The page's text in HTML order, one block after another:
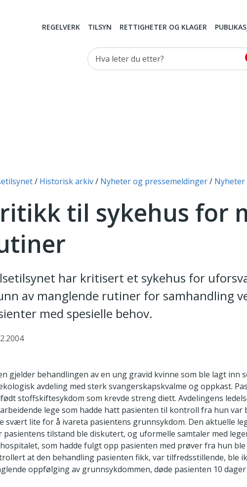
REGELVERK TILSYN RETTIGHETER OG KLAGER
Hva leter du etter?
her: Historisk arkiv Nyheter og pressemeldinger Nyheter
til sykehus for
har kritisert et sykehus for
av manglende rutiner for samhandling
med spesielle behov.
gjelder behandlingen av en ung gravid kvinne som ble lagt inn
avdeling med sterk svangerskapskvalme og oppkast.
stoffskiftesykdom som krevde streng diett. Avdelingens
lege som hadde hatt pasienten til kontroll fra hun
svært lite for å ivareta pasientens grunnsykdom. Den aktuelle
pasientens tilstand ble diskutert, og uformelle samtaler med
som hadde fulgt opp pasienten med prøver fra hun
at den behandling pasienten fikk, var tilfredsstillende, ble
oppfølging av grunnsykdommen, døde pasienten 10